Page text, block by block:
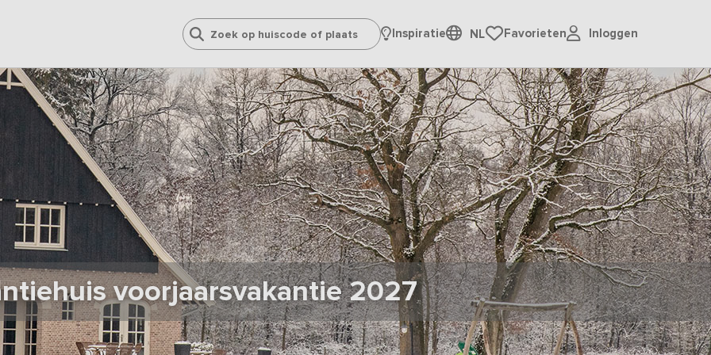
Inspiratie NL Favorieten Inloggen
voorjaarsvakantie 2027